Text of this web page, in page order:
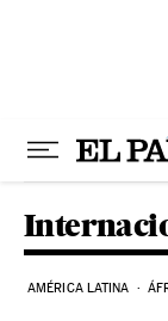
AMÉRICA LATINA